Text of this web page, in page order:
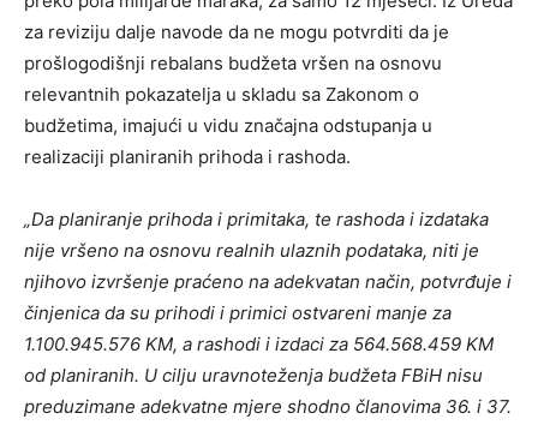
za reviziju dalje navode da ne mogu potvrditi da je
prošlogodišnji rebalans budžeta vršen na osnovu
relevantnih pokazatelja u skladu sa Zakonom o
budžetima, imajući u vidu značajna odstupanja u
realizaciji planiranih prihoda i rashoda.
„Da planiranje prihoda i primitaka, te rashoda i izdataka
nije vršeno na osnovu realnih ulaznih podataka, niti je
njihovo izvršenje praćeno na adekvatan način, potvrđuje i
činjenica da su prihodi i primici ostvareni manje za
1.100.945.576 KM, a rashodi i izdaci za 564.568.459 KM
od planiranih. U cilju uravnoteženja budžeta FBiH nisu
preduzimane adekvatne mjere shodno članovima 36. i 37.